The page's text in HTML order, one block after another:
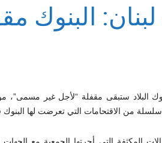
البنوك
البلاد ستبقى مقفلة “لأجل غير مسمى”،
من الاقتحامات التي تعرضت لها البنوك
المكثفة التي أجرتها الجمعية مع